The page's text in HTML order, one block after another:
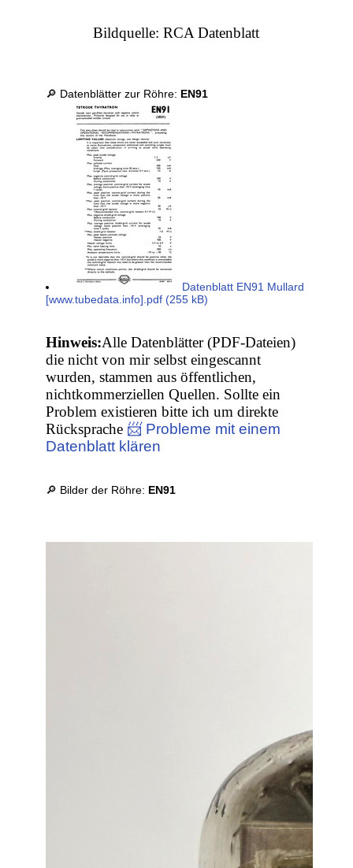
Bildquelle: RCA Datenblatt
🔎 Datenblätter zur Röhre: EN91
Datenblatt EN91 Mullard
[www.tubedata.info].pdf (255 kB)
Hinweis:Alle Datenblätter (PDF-Dateien)
die nicht von mir selbst eingescannt
wurden, stammen aus öffentlichen,
nichtkommerziellen Quellen. Sollte ein
Problem existieren bitte ich um direkte
Rücksprache 📨 Probleme mit einem
Datenblatt klären
🔎 Bilder der Röhre: EN91